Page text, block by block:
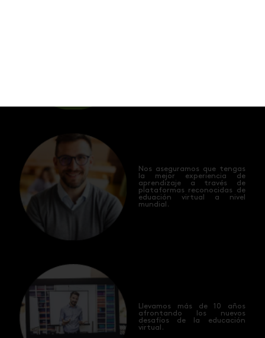
Nos aseguramos que tengas
la mejor experiencia de
aprendizaje a través de
plataformas reconocidas de
eduación virtual a nivel
mundial.
Llevamos más de 10 años
afrontando los nuevos
desafíos de la educación
virtual.